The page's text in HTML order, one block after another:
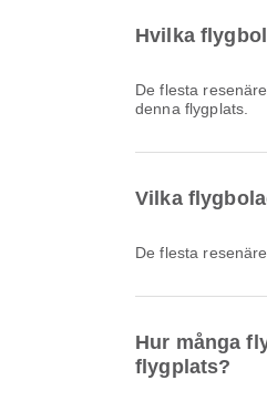
Hvilka
De flesta
denna flygplats.
Vilka
De flesta
Hur många
flygplats?